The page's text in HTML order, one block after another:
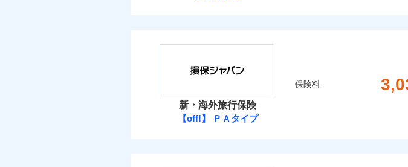
新・海外旅行保険
【off!】 ＰＡタイプ
保険料